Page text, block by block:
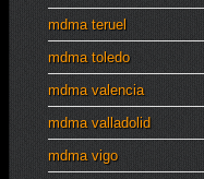
mdma teruel
mdma toledo
mdma valencia
mdma valladolid
mdma vigo